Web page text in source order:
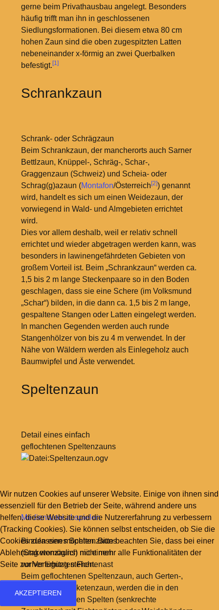
gerne beim Privathausbau angelegt. Besonders
häufig trifft man ihn in geschlossenen
Siedlungsformationen. Bei diesem etwa 80 cm
hohen Zaun sind die oben zugespitzten Latten
nebeneinander x-förmig an zwei Querbalken
befestigt. [1]
Schrankzaun
Schrank- oder Schrägzaun
Beim Schrankzaun, der mancherorts auch Sarner
Bettlzaun, Knüppel-, Schräg-, Schar-,
Graggenzaun (Schweiz) und Scheia- oder
Schrag(g)azaun (Montafon/Österreich [2]) genannt
wird, handelt es sich um einen Weidezaun, der
vorwiegend in Wald- und Almgebieten errichtet
wird.
Dies vor allem deshalb, weil er relativ schnell
errichtet und wieder abgetragen werden kann, was
besonders in lawinengefährdeten Gebieten von
großem Vorteil ist. Beim „Schrankzaun“ werden ca.
1,5 bis 2 m lange Steckenpaare so in den Boden
geschlagen, dass sie eine Schere (im Volksmund
„Schar“) bilden, in die dann ca. 1,5 bis 2 m lange,
gespaltene Stangen oder Latten eingelegt werden.
In manchen Gegenden werden auch runde
Stangenhölzer von bis zu 4 m verwendet. In der
Nähe von Wäldern werden als Einlegeholz auch
Baumwipfel und Äste verwendet.
Speltenzaun
Detail eines einfach
geflochtenen Speltenzauns
Mediendatei abspielen
Binden eines Speltenzauns
(Staketenzauns) mit einem
vorher erhitzten Fichtenast
Beim geflochtenen Speltenzaun, auch Gerten-,
Flecht- oder Staketenzaun, werden die in den
Boden gerammten Spelten (senkrechte
Wir nutzen Cookies auf unserer Website. Einige von ihnen sind
essenziell für den Betrieb der Seite, während andere uns
helfen, diese Website und die Nutzererfahrung zu verbessern
(Tracking Cookies). Sie können selbst entscheiden, ob Sie die
Cookies zulassen möchten. Bitte beachten Sie, dass bei einer
Ablehnung womöglich nicht mehr alle Funktionalitäten der
Seite zur Verfügung stehen.
AKZEPTIEREN